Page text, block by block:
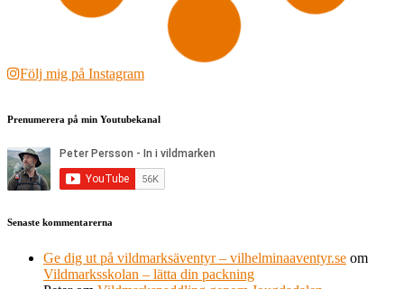
Följ mig på Instagram
Prenumerera på min Youtubekanal
Senaste kommentarerna
Ge dig ut på vildmarksäventyr – vilhelminaaventyr.se om
Vildmarksskolan – lätta din packning